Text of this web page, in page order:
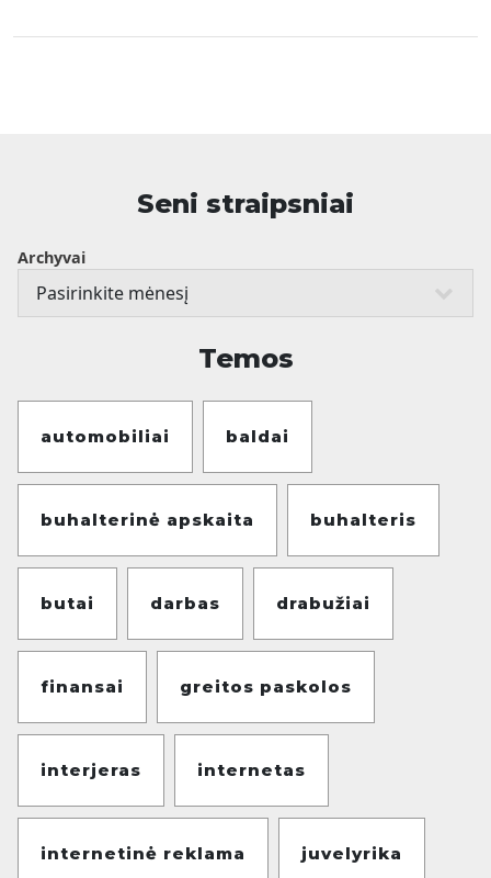
Seni straipsniai
Archyvai
Temos
automobiliai baldai
buhalterinė apskaita buhalteris
butai darbas drabužiai
finansai greitos paskolos
interjeras internetas
internetinė reklama juvelyrika